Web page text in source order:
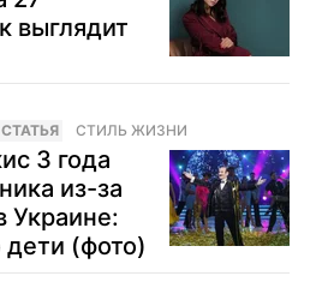
выглядит
CТАТЬЯ СТИЛЬ ЖИЗНИ
3 года
из-за
Украине:
дети (фото)